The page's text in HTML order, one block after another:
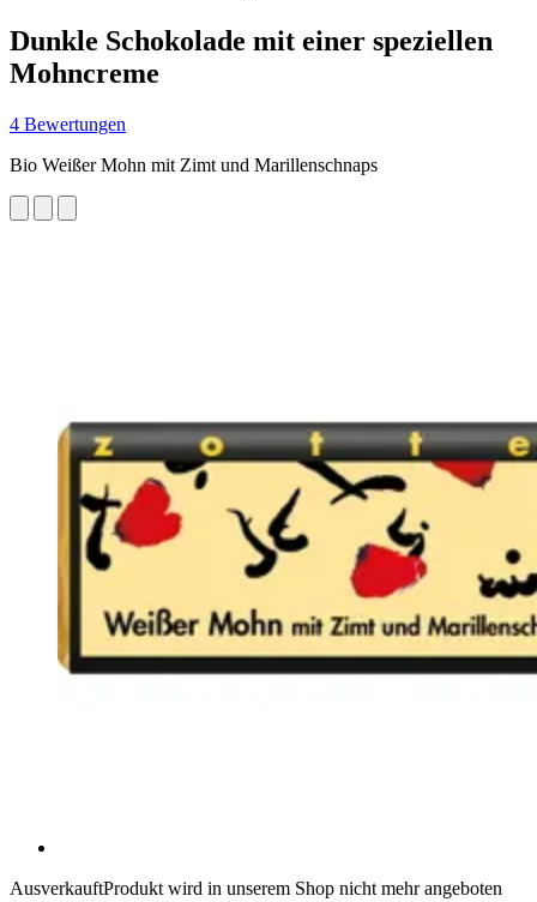
Dunkle Schokolade mit einer speziellen
Mohncreme
4 Bewertungen
Bio Weißer Mohn mit Zimt und Marillenschnaps
AusverkauftProdukt wird in unserem Shop nicht mehr angeboten